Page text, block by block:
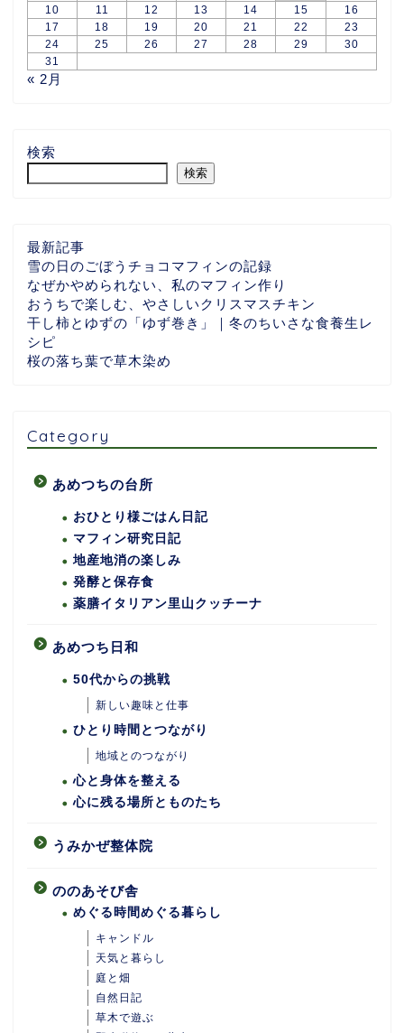
10
11 12 13 14 15
16
17
18 19 20 21 22
23
24
25 26 27 28 29
30
31
« 2月
検索
検索
最新記事
雪の日のごぼうチョコマフィンの記録
なぜかやめられない、私のマフィン作り
おうちで楽しむ、やさしいクリスマスチキン
干し柿とゆずの「ゆず巻き」｜冬のちいさな食養生レ
シピ
桜の落ち葉で草木染め
Category
あめつちの台所
おひとり様ごはん日記
マフィン研究日記
地産地消の楽しみ
発酵と保存食
薬膳イタリアン里山クッチーナ
あめつち日和
50代からの挑戦
新しい趣味と仕事
ひとり時間とつながり
地域とのつながり
心と身体を整える
心に残る場所とものたち
うみかぜ整体院
ののあそび舎
めぐる時間めぐる暮らし
キャンドル
天気と暮らし
庭と畑
自然日記
草木で遊ぶ